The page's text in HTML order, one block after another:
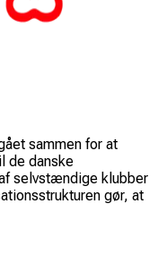
sammen for at
de danske
selvstændige klubber
gør, at